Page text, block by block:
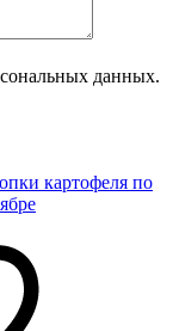
данных.
картофеля по